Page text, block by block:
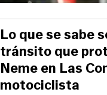
Lo que se sabe
tránsito que
Neme en Las
motociclista